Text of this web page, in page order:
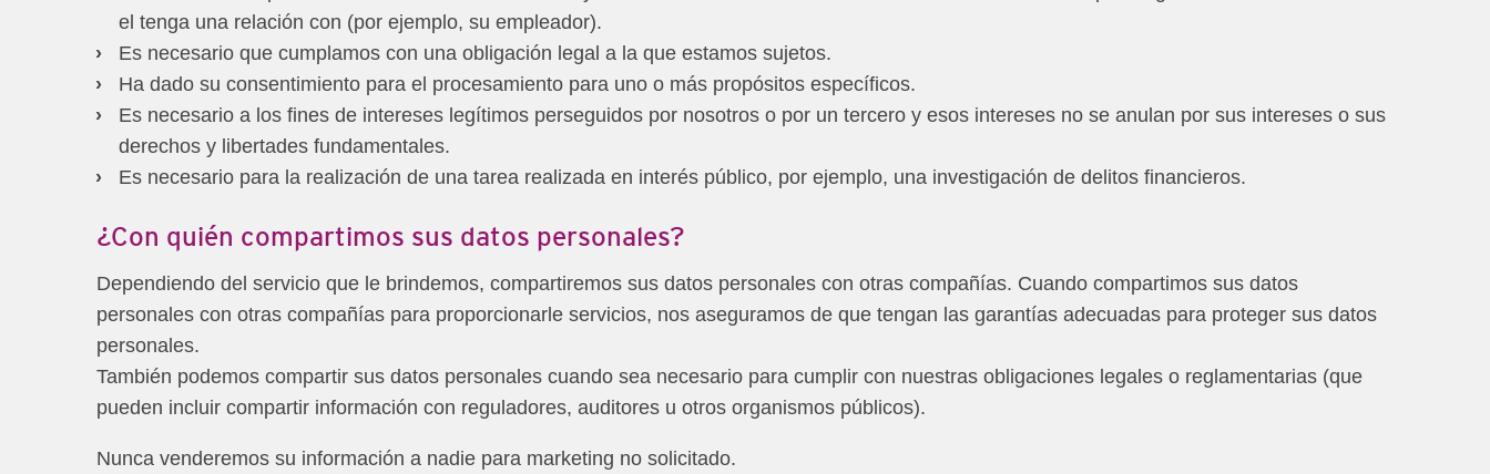
el tenga una relación con (por ejemplo, su empleador).
Es necesario que cumplamos con una obligación legal a la que estamos sujetos.
Ha dado su consentimiento para el procesamiento para uno o más propósitos específicos.
Es necesario a los fines de intereses legítimos perseguidos por nosotros o por un tercero y esos intereses no se anulan por sus intereses o sus
derechos y libertades fundamentales.
Es necesario para la realización de una tarea realizada en interés público, por ejemplo, una investigación de delitos financieros.
¿Con quién compartimos sus datos personales?
Dependiendo del servicio que le brindemos, compartiremos sus datos personales con otras compañías. Cuando compartimos sus datos
personales con otras compañías para proporcionarle servicios, nos aseguramos de que tengan las garantías adecuadas para proteger sus datos
personales.
También podemos compartir sus datos personales cuando sea necesario para cumplir con nuestras obligaciones legales o reglamentarias (que
pueden incluir compartir información con reguladores, auditores u otros organismos públicos).
Nunca venderemos su información a nadie para marketing no solicitado.